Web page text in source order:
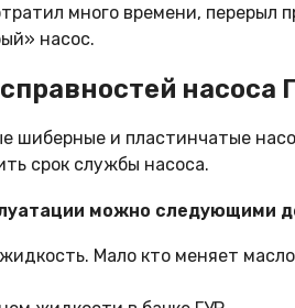
много времени, перерыл
насос.
насоса
шиберные и пластинчатые
срок службы насоса.
можно следующими
Мало кто меняет